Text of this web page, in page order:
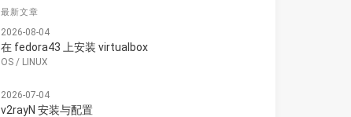
最新文章
2026-08-04
在 fedora43 上安装 virtualbox
OS / LINUX
2026-07-04
v2rayN 安装与配置